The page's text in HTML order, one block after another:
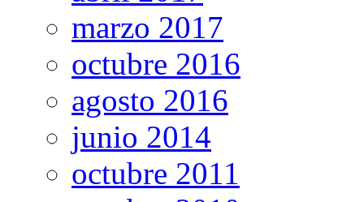
marzo 2017
octubre 2016
agosto 2016
junio 2014
octubre 2011